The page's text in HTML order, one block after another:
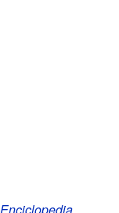
Enciclopedia